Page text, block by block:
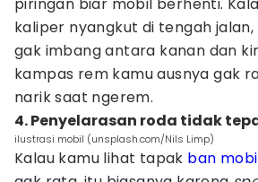
kaliper nyangkut di tengah
gak imbang antara kanan dan
kampas rem kamu ausnya gak
narik saat ngerem.
4. Penyelarasan roda tidak
ilustrasi mobil (unsplash.com/Nils Limp)
Kalau kamu lihat tapak ban